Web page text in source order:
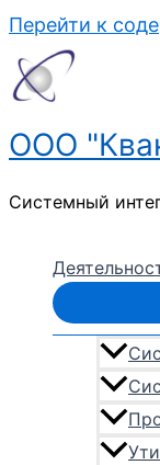
Перейти к
ООО
Системный